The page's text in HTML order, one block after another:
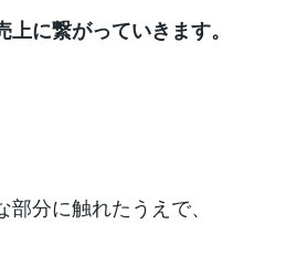
に繋がっていきます。
分に触れたうえで、